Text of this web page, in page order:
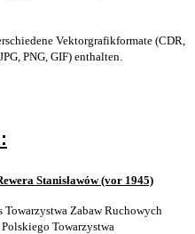
Vektorgrafikformate (CDR,
PNG, GIF) enthalten.
Stanisławów (vor 1945)
Towarzystwa Zabaw Ruchowych
Polskiego Towarzystwa